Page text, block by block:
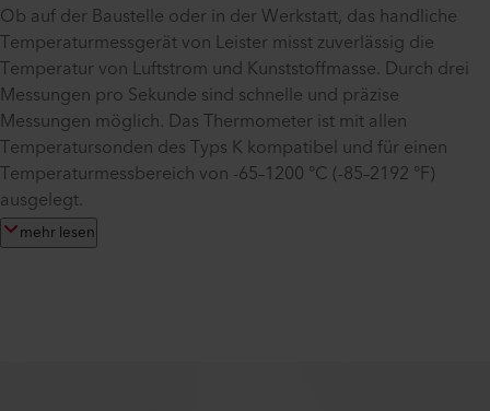
Ob auf der Baustelle oder in der Werkstatt, das handliche
Temperaturmessgerät von Leister misst zuverlässig die
Temperatur von Luftstrom und Kunststoffmasse. Durch drei
Messungen pro Sekunde sind schnelle und präzise
Messungen möglich. Das Thermometer ist mit allen
Temperatursonden des Typs K kompatibel und für einen
Temperaturmessbereich von -65–1200 °C (-85–2192 °F)
ausgelegt.
mehr lesen